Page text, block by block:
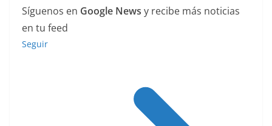
Síguenos en Google News y recibe más noticias
en tu feed
Seguir